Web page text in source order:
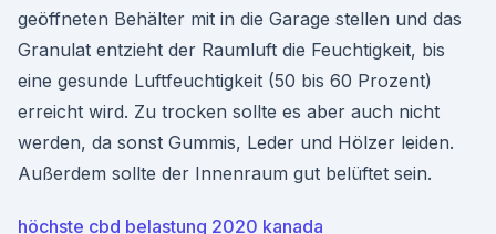
geöffneten Behälter mit in die Garage stellen und das
Granulat entzieht der Raumluft die Feuchtigkeit, bis
eine gesunde Luftfeuchtigkeit (50 bis 60 Prozent)
erreicht wird. Zu trocken sollte es aber auch nicht
werden, da sonst Gummis, Leder und Hölzer leiden.
Außerdem sollte der Innenraum gut belüftet sein.
höchste cbd belastung 2020 kanada